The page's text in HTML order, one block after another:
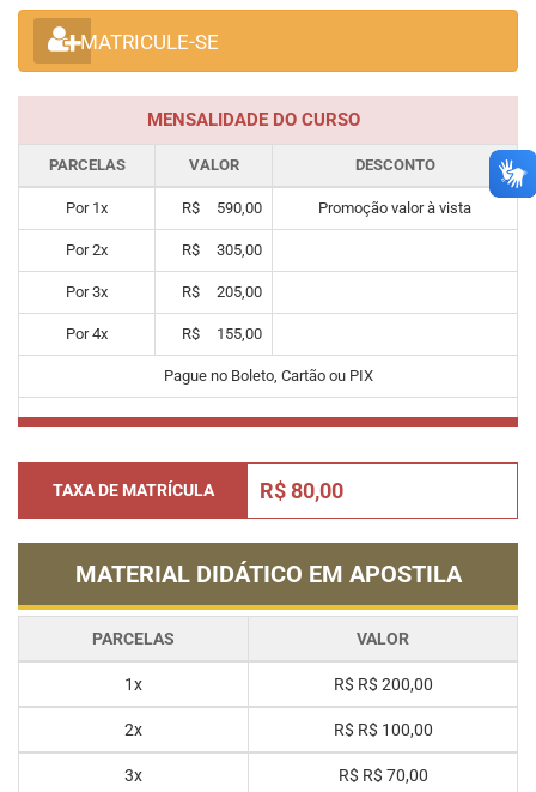
MATRICULE-SE
MENSALIDADE DO CURSO
PARCELAS VALOR DESCONTO
Por 1x R$ 590,00 Promoção valor à vista
Por2x R$ 305,00
Por3x R$ 205,00
Por4x R$ 155,00
Pague no Boleto, Cartão ou PIX
TAXA DE MATRÍCULA R$ 80,00
MATERIAL DIDÁTICO EM APOSTILA
PARCELAS VALOR
1x R$ R$ 200,00
2x R$ R$ 100,00
3x R$ R$ 70,00